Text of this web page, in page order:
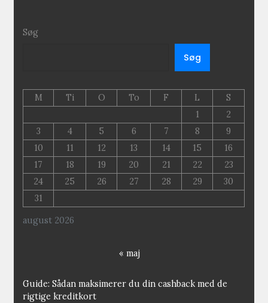
Søg
Søg
august 2026
M Ti O To F L
S
1
2
3
4 5 6 7 8
9
10
11 12 13 14 15
16
17
18 19 20 21 22
23
24
25 26 27 28 29
30
31
« maj
Guide: Sådan maksimerer du din cashback med de
rigtige kreditkort